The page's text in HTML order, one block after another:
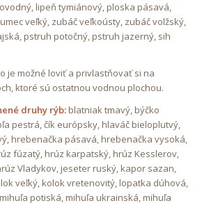
lipeň tymiánový, ploska pásavá,
veľký, zubáč veľkoústy, zubáč volžský,
pstruh potočný, pstruh jazerný, sih
je možné loviť a privlastňovať si na
ktoré sú ostatnou vodnou plochou.
druhy rýb:blatniak tmavý, býčko
pestrá, čík európsky, hlaváč bieloplutvý,
hrebenačka pásavá, hrebenačka vysoká,
fúzatý, hrúz karpatský, hrúz Kesslerov,
Vladykov, jeseter ruský, kapor sazan,
veľký, kolok vretenovitý, lopatka dúhová,
potiská, mihuľa ukrainská, mihuľa